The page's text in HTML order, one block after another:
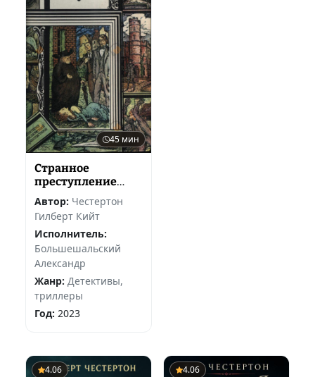
45 мин
Странное
преступление
Джона Боулнойза
Автор: Честертон
Гилберт Кийт
Исполнитель:
Большешальский
Александр
Жанр: Детективы,
триллеры
Год: 2023
4.06 4.06